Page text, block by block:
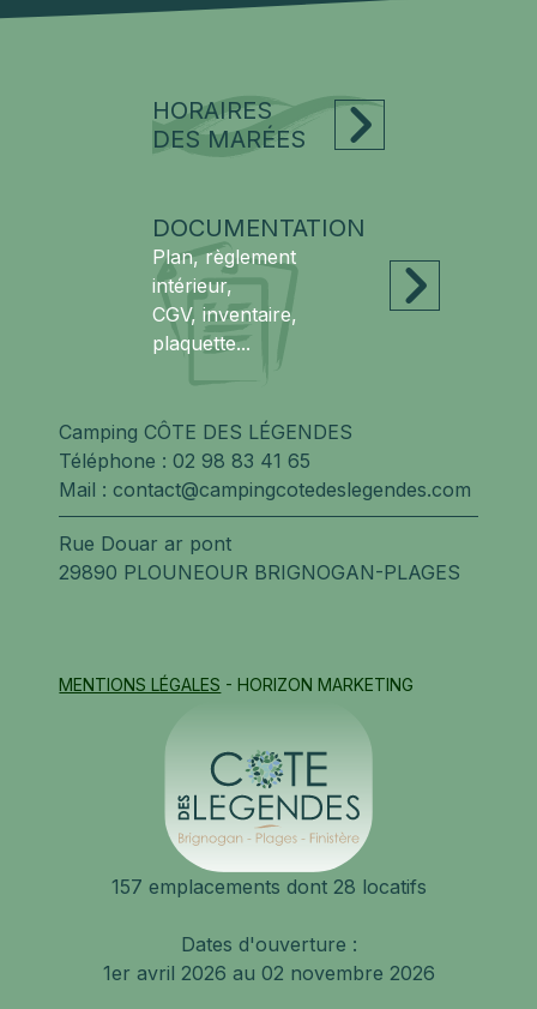
HORAIRES
DES MARÉES
DOCUMENTATION
Plan, règlement
intérieur,
CGV, inventaire,
plaquette...
Camping CÔTE DES LÉGENDES
Téléphone :02 98 83 41 65
Mail :contact@campingcotedeslegendes.com
Rue Douar ar pont
29890 PLOUNEOUR BRIGNOGAN-PLAGES
MENTIONS LÉGALES - HORIZON MARKETING
157 emplacements dont 28 locatifs
Dates d'ouverture :
1er avril 2026 au 02 novembre 2026